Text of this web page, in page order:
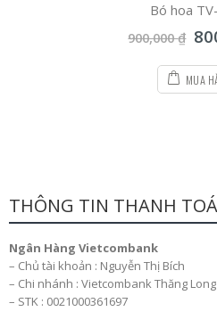
0
of
5
Bó hoa
900,000₫
MUA
THÔNG TIN THANH
Ngân Hàng Vietcombank
– Chủ tài khoản : Nguyễn Thị Bích
– Chi nhánh : Vietcombank Thăng Long
– STK : 0021000361697